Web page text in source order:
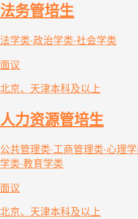
法务管培生
法学类·政治学类·社会学类
面议
北京、天津本科及以上
人力资源管培生
公共管理类·工商管理类·心理
学类·教育学类
面议
北京、天津本科及以上